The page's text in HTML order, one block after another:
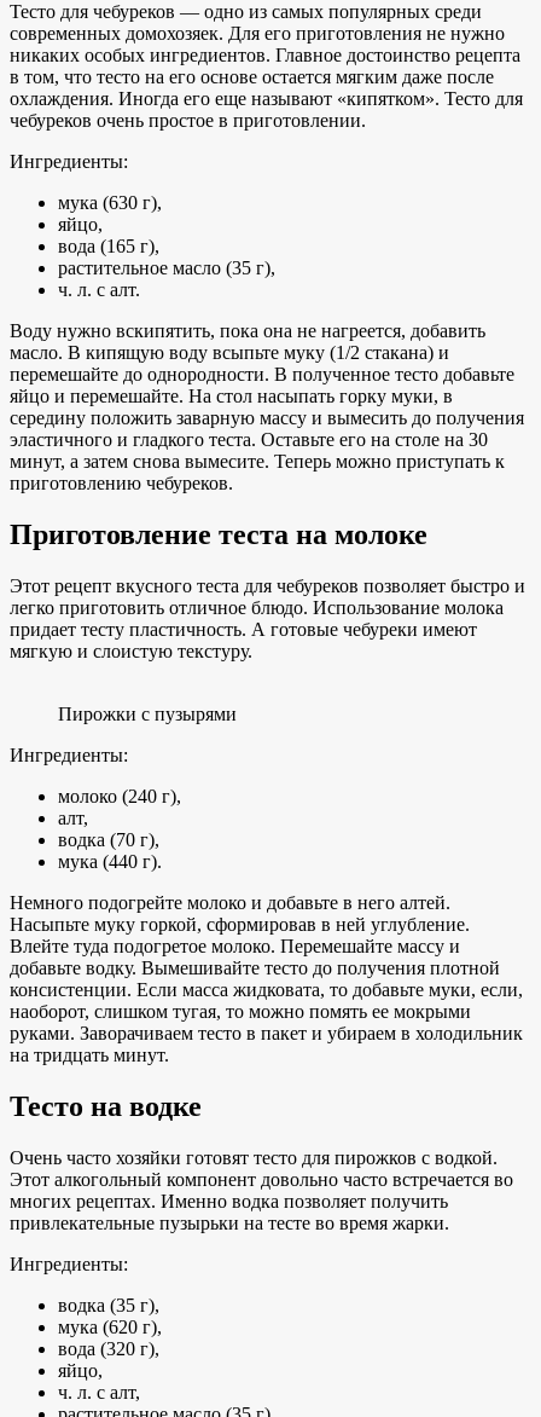
Тесто для чебуреков — одно из самых популярных среди
современных домохозяек. Для его приготовления не нужно
никаких особых ингредиентов. Главное достоинство рецепта
в том, что тесто на его основе остается мягким даже после
охлаждения. Иногда его еще называют «кипятком». Тесто для
чебуреков очень простое в приготовлении.
Ингредиенты:
мука (630 г),
яйцо,
вода (165 г),
растительное масло (35 г),
ч. л. с алт.
Воду нужно вскипятить, пока она не нагреется, добавить
масло. В кипящую воду всыпьте муку (1/2 стакана) и
перемешайте до однородности. В полученное тесто добавьте
яйцо и перемешайте. На стол насыпать горку муки, в
середину положить заварную массу и вымесить до получения
эластичного и гладкого теста. Оставьте его на столе на 30
минут, а затем снова вымесите. Теперь можно приступать к
приготовлению чебуреков.
Приготовление теста на молоке
Этот рецепт вкусного теста для чебуреков позволяет быстро и
легко приготовить отличное блюдо. Использование молока
придает тесту пластичность. А готовые чебуреки имеют
мягкую и слоистую текстуру.
Пирожки с пузырями
Ингредиенты:
молоко (240 г),
алт,
водка (70 г),
мука (440 г).
Немного подогрейте молоко и добавьте в него алтей.
Насыпьте муку горкой, сформировав в ней углубление.
Влейте туда подогретое молоко. Перемешайте массу и
добавьте водку. Вымешивайте тесто до получения плотной
консистенции. Если масса жидковата, то добавьте муки, если,
наоборот, слишком тугая, то можно помять ее мокрыми
руками. Заворачиваем тесто в пакет и убираем в холодильник
на тридцать минут.
Тесто на водке
Очень часто хозяйки готовят тесто для пирожков с водкой.
Этот алкогольный компонент довольно часто встречается во
многих рецептах. Именно водка позволяет получить
привлекательные пузырьки на тесте во время жарки.
Ингредиенты:
водка (35 г),
мука (620 г),
вода (320 г),
яйцо,
ч. л. с алт,